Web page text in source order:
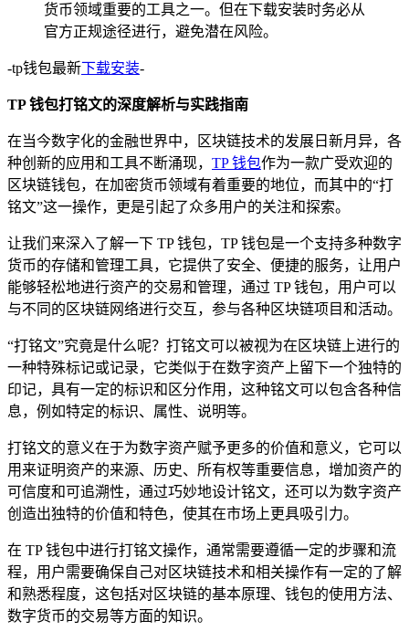
货币领域重要的工具之一。但在下载安装时务必从
官方正规途径进行，避免潜在风险。
-tp钱包最新下载安装-
TP 钱包打铭文的深度解析与实践指南
在当今数字化的金融世界中，区块链技术的发展日新月异，各
种创新的应用和工具不断涌现， TP 钱包作为一款广受欢迎的
区块链钱包，在加密货币领域有着重要的地位，而其中的“打
铭文”这一操作，更是引起了众多用户的关注和探索。
让我们来深入了解一下 TP 钱包，TP 钱包是一个支持多种数字
货币的存储和管理工具，它提供了安全、便捷的服务，让用户
能够轻松地进行资产的交易和管理，通过 TP 钱包，用户可以
与不同的区块链网络进行交互，参与各种区块链项目和活动。
“打铭文”究竟是什么呢？打铭文可以被视为在区块链上进行的
一种特殊标记或记录，它类似于在数字资产上留下一个独特的
印记，具有一定的标识和区分作用，这种铭文可以包含各种信
息，例如特定的标识、属性、说明等。
打铭文的意义在于为数字资产赋予更多的价值和意义，它可以
用来证明资产的来源、历史、所有权等重要信息，增加资产的
可信度和可追溯性，通过巧妙地设计铭文，还可以为数字资产
创造出独特的价值和特色，使其在市场上更具吸引力。
在 TP 钱包中进行打铭文操作，通常需要遵循一定的步骤和流
程，用户需要确保自己对区块链技术和相关操作有一定的了解
和熟悉程度，这包括对区块链的基本原理、钱包的使用方法、
数字货币的交易等方面的知识。